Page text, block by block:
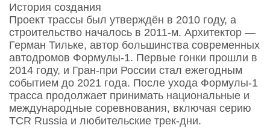
История создания
Проект трассы был утверждён в 2010 году, а
строительство началось в 2011‑м. Архитектор —
Герман Тильке, автор большинства современных
автодромов Формулы‑1. Первые гонки прошли в
2014 году, и Гран‑при России стал ежегодным
событием до 2021 года. После ухода Формулы‑1
трасса продолжает принимать национальные и
международные соревнования, включая серию
TCR Russia и любительские трек‑дни.